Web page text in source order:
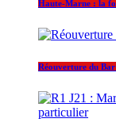
Haute-Marne : la
Réouverture du Bar